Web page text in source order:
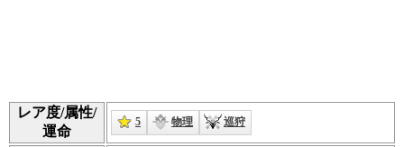
レア度/属性/
運命
5 物理 巡狩